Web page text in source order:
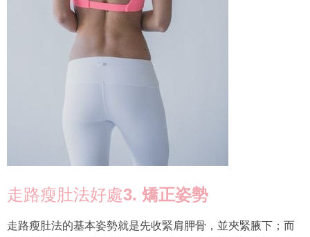
走路瘦肚法好處3. 矯正姿勢
走路瘦肚法的基本姿勢就是先收緊肩胛骨，並夾緊腋下；而